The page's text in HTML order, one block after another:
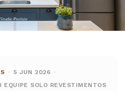
· 5 JUN 2026
·
EQUIPE SOLO REVESTIMENTOS